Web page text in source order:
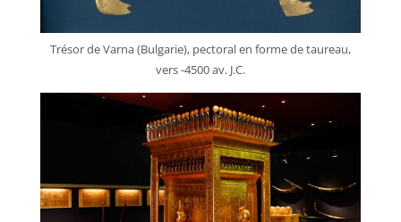
Trésor de Varna (Bulgarie), pectoral en forme de taureau,
vers -4500 av. J.C.